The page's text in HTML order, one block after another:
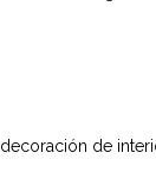
de